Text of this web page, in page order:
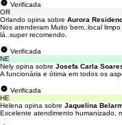
Verificada
OR
Orlando opina sobre Aurora
Nos atenderam Muito bem..local
lá..super recomendo.
Verificada
NE
Nely opina sobre Josefa Carla
A funcionária e ótima em todos os
Verificada
HE
Helena opina sobre Jaquelina
Excelente atendimento humanizado,